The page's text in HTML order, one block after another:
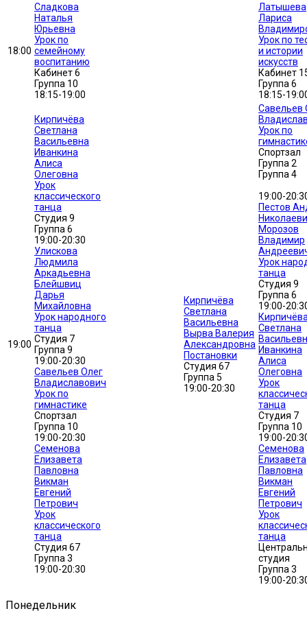
18:00
Сладкова
Наталья
Юрьевна
Урок по
семейному
воспитанию
Кабинет 6
Группа 10
18:15-19:00
Латышева
Лариса
Урок по
и истории
искусств
Кабинет
Группа 6
18:15-
19:00
Кирпичёва
Светлана
Васильевна
Иванкина
Алиса
Олеговна
Урок
классического
танца
Студия 9
Группа 6
19:00-20:30
Улискова
Людмила
Аркадьевна
Блейшвиц
Дарья
Михайловна
Урок народного
танца
Студия 7
Группа 9
19:00-20:30
Савельев Олег
Владиславович
Урок по
гимнастике
Спортзал
Группа 10
19:00-20:30
Семенова
Елизавета
Павловна
Викман
Евгений
Петрович
Урок
классического
танца
Студия 67
Группа 3
19:00-20:30
Кирпичёва
Светлана
Васильевна
Вырва Валерия
Александровна
Постановки
Студия 67
Группа 5
19:00-20:30
Савельев
Урок по
Спортзал
Группа 2
Группа 4
19:00-
Пестов
Морозов
Владимир
Урок
танца
Студия 9
Группа 6
19:00-
Светлана
Иванкина
Алиса
Олеговна
Урок
танца
Студия 7
Группа 10
19:00-
Семенова
Елизавета
Павловна
Викман
Евгений
Петрович
Урок
танца
студия
Группа 3
19:00-
Понедельник